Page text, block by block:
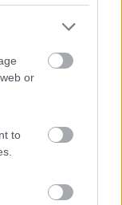
or
to
sul fiume Elba,